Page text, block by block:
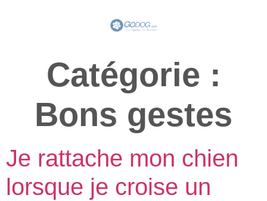
Catégorie :
Bons gestes
Je rattache mon chien
lorsque je croise un